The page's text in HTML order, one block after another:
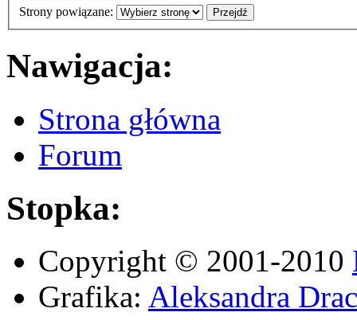
Strony powiązane:
Nawigacja:
Strona główna
Forum
Stopka:
Copyright © 2001-2010
Grafika: Aleksandra